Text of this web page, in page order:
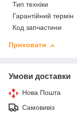
Тип техніки
Гарантійний термін
Код запчастини
Приховати
Умови доставки
Нова Пошта
Самовивіз